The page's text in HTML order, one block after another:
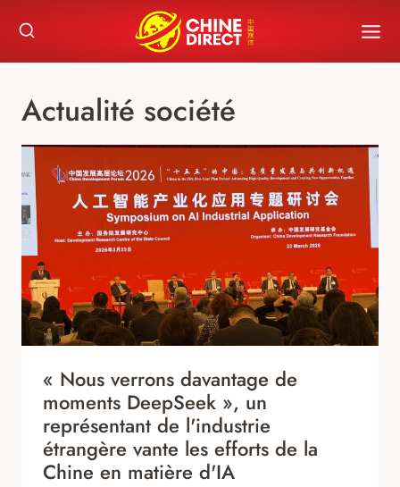
content
Actualité société
« Nous verrons davantage de
moments DeepSeek », un
représentant de l'industrie
étrangère vante les efforts de la
Chine en matière d'IA